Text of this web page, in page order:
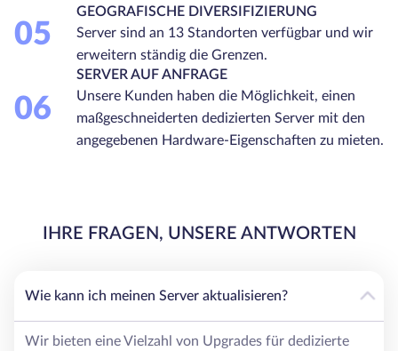
05
GEOGRAFISCHE DIVERSIFIZIERUNG
Server sind an 13 Standorten verfügbar und wir
erweitern ständig die Grenzen.
06
SERVER AUF ANFRAGE
Unsere Kunden haben die Möglichkeit, einen
maßgeschneiderten dedizierten Server mit den
angegebenen Hardware-Eigenschaften zu mieten.
IHRE FRAGEN, UNSERE ANTWORTEN
Wie kann ich meinen Server aktualisieren?
Wir bieten eine Vielzahl von Upgrades für dedizierte